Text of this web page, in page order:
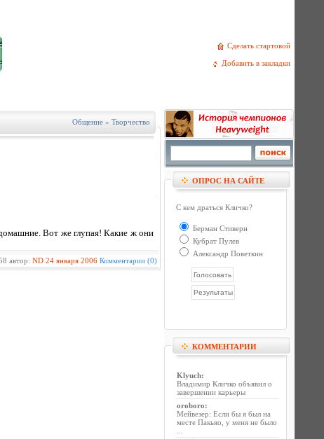
Сделать стартовой
Добавить в закладки
Общение » Творчество
Вот же глупая! Какие ж они
автор: ND 24 января 2006 Комментарии (0)
ОПРОС НА САЙТЕ
С кем драться Кличко?
Берман Стиверн
Кубрат Пулев
Александр Поветкин
КОММЕНТАРИИ
Klyuch:
Владимир Кличко объявил о
завершении карьеры
oroboro:
Мейвезер: Если бы я был на
месте Пакьяо, у меня не было